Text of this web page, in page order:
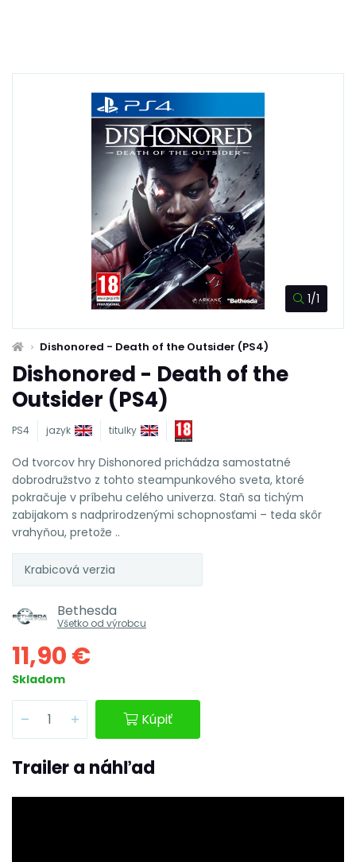
1/1
Dishonored - Death of the Outsider (PS4)
Dishonored - Death of the
Outsider (PS4)
PS4 jazyk titulky
Od tvorcov hry Dishonored prichádza samostatné
dobrodružstvo z tohto steampunkového sveta, ktoré
pokračuje v príbehu celého univerza. Staň sa tichým
zabijakom s nadprirodzenými schopnosťami – teda skôr
vrahyňou, pretože ..
Krabicová verzia
Bethesda
Všetko od výrobcu
11,90 €
Skladom
Kúpiť
Trailer a náhľad